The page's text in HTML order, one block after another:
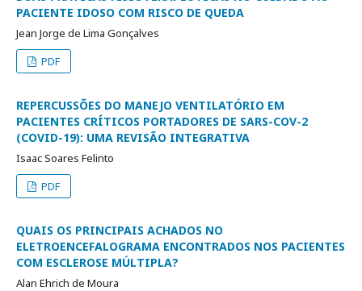
PACIENTE IDOSO COM RISCO DE QUEDA
Jean Jorge de Lima Gonçalves
PDF
REPERCUSSÕES DO MANEJO VENTILATÓRIO EM
PACIENTES CRÍTICOS PORTADORES DE SARS-COV-2
(COVID-19): UMA REVISÃO INTEGRATIVA
Isaac Soares Felinto
PDF
QUAIS OS PRINCIPAIS ACHADOS NO
ELETROENCEFALOGRAMA ENCONTRADOS NOS PACIENTES
COM ESCLEROSE MÚLTIPLA?
Alan Ehrich de Moura